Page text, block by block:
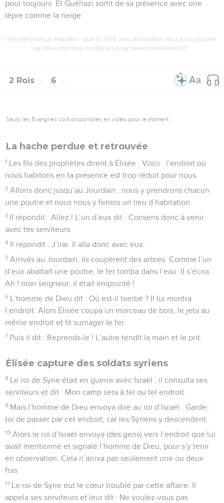
pour toujours. Et Guéhazi sortit de sa présence avec une
lèpre comme la neige.
© Société biblique française – Bibli’O, 1978, avec autorisation. Pour vous procurer
une Bible imprimée, rendez-vous sur www.editionsbiblio.fr
2 Rois 6
Seuls les Évangiles sont disponibles en vidéo pour le moment.
La hache perdue et retrouvée
1 Les fils des prophètes dirent à Élisée : Voici : l’endroit où
nous habitons en ta présence est trop réduit pour nous.
2 Allons donc jusqu’au Jourdain ; nous y prendrons chacun
une poutre et nous nous y ferons un lieu d’habitation.
3 Il répondit : Allez ! L’un d’eux dit : Consens donc à venir
avec tes serviteurs.
4 Il répondit : J’irai. Il alla donc avec eux.
5 Arrivés au Jourdain, ils coupèrent des arbres. Comme l’un
d’eux abattait une poutre, le fer tomba dans l’eau. Il s’écria :
Ah ! mon seigneur, il était emprunté !
6 L’homme de Dieu dit : Où est-il tombé ? Il lui montra
l’endroit. Alors Élisée coupa un morceau de bois, le jeta au
même endroit et fit surnager le fer.
7 Puis il dit : Reprends-le ! L’autre tendit la main et le prit.
Élisée capture des soldats syriens
8 Le roi de Syrie était en guerre avec Israël ; il consulta ses
serviteurs et dit : Mon camp sera à tel ou tel endroit.
9 Mais l’homme de Dieu envoya dire au roi d’Israël : Garde-
toi de passer par cet endroit, car les Syriens y descendent.
10 Alors le roi d’Israël envoya (des gens) vers l’endroit que lui
avait mentionné et signalé l’homme de Dieu, pour s’y tenir
en observation. Cela n’arriva pas seulement une ou deux
fois.
11 Le roi de Syrie eut le cœur troublé par cette affaire. Il
appela ses serviteurs et leur dit : Ne voulez-vous pas